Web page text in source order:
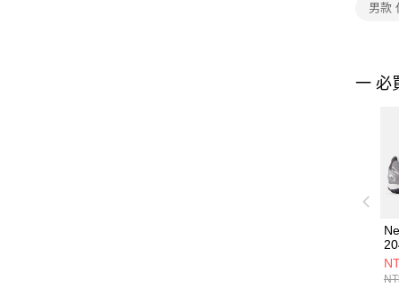
男款
一 必